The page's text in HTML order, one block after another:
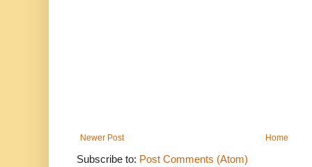
Newer Post Home
Subscribe to: Post Comments (Atom)